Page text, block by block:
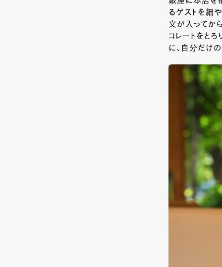
るゲストを細
文が入ってか
コレートをと
に、自分だけ